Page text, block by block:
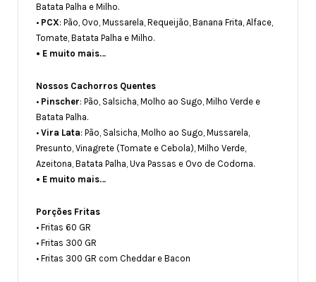
Batata Palha e Milho.
• PCX: Pão, Ovo, Mussarela, Requeijão, Banana Frita, Alface,
Tomate, Batata Palha e Milho.
• E muito mais…
Nossos Cachorros Quentes
• Pinscher: Pão, Salsicha, Molho ao Sugo, Milho Verde e
Batata Palha.
• Vira Lata: Pão, Salsicha, Molho ao Sugo, Mussarela,
Presunto, Vinagrete (Tomate e Cebola), Milho Verde,
Azeitona, Batata Palha, Uva Passas e Ovo de Codorna.
• E muito mais…
Porções Fritas
• Fritas 60 GR
• Fritas 300 GR
• Fritas 300 GR com Cheddar e Bacon